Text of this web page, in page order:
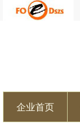
企业首页